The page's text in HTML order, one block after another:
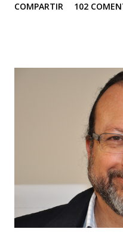
lástima que las buenas
organizadores no puedan
festival, ¿no hay en
organizar un evento de
en publicidad y grandes
intención de traer cultura
público de un modo
gente que ha tenido
tenido no son tan ciegos
que no se crea que...
COMPARTIR 102